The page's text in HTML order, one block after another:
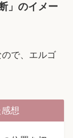
」のイメー
で、エルゴ
想